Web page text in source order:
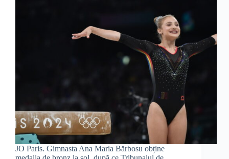
JO Paris. Gimnasta Ana Maria Bărbosu obține